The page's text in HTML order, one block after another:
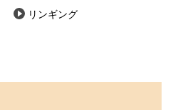
リンギング